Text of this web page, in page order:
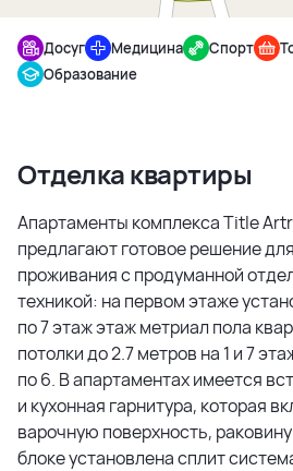
Досуг Медицина Спорт
Образование
Отделка квартиры
Апартаменты комплекса Title
предлагают готовое решение
проживания с продуманной
техникой: на первом этаже
по 7 этаж этаж метриал пола
потолки до 2.7 метров на 1 и 7
по 6. В апартаментах имеется
и кухонная гарнитура, которая
варочную поверхность,
блоке установлена сплит